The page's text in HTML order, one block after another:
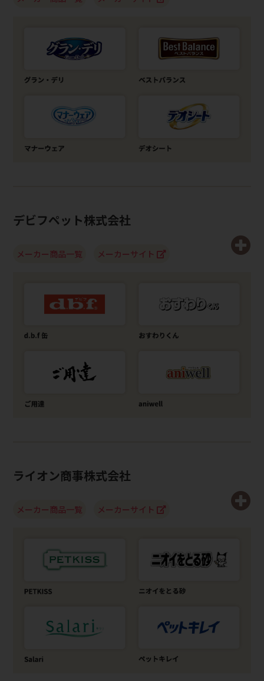
デビフペット株式会社
メーカー商品一覧 メーカーサイト
ライオン商事株式会社
メーカー商品一覧 メーカーサイト